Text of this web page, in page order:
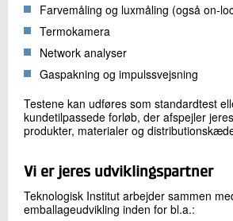
Farvemåling og luxmåling (også on-
Termokamera
Network analyser
Gaspakning og impulssvejsning
Testene kan udføres som standardtest
kundetilpassede forløb, der afspejler
produkter, materialer og
Vi er jeres udviklingspartner
Teknologisk Institut arbejder sammen
emballageudvikling inden for bl.a.: